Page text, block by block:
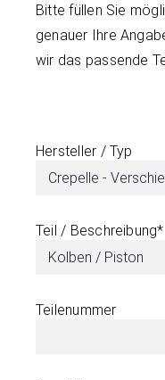
Bitte füllen Sie
genauer Ihre
wir das passende
Hersteller / Typ
Teil / Beschreibung*
Teilenummer